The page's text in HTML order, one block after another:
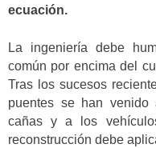
ecuación.
La ingeniería debe
común por encima del
Tras los sucesos
puentes se han
cañas y a los
reconstrucción debe